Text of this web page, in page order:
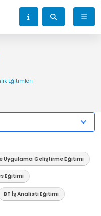
Eğitimleri
Uygulama Geliştirme Eğitimi
Eğitimi
BT İş Analisti Eğitimi